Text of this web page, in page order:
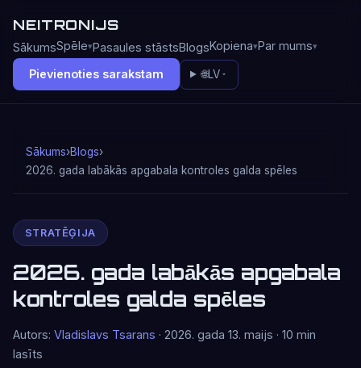
NEITRONIJS
SākumsSpēle Pasaules stāstsBlogsKopiena Par mums
Pievienoties sarakstam 🌐LV
Sākums›Blogs›
2026. gada labākās apgabala kontroles galda spēles
STRATĒĢIJA
2026. gada labākās apgabala
kontroles galda spēles
Autors: Vladislavs Tsarans · 2026. gada 13. maijs · 10 min
lasīts